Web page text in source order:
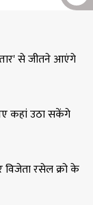
से जीतने आएंगे
कहां उठा सकेंगे
विजेता रसेल क्रो के